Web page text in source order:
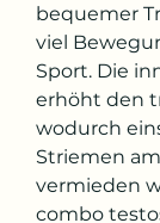
bequemer
viel
Sport. Die
erhöht den
wodurch
Striemen
vermieden
combo